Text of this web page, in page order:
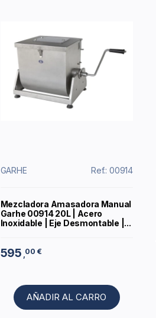
GARHE Ref.: 00914
Mezcladora Amasadora Manual
Garhe 00914 20L | Acero
Inoxidable | Eje Desmontable |...
595 00 €
AÑADIR AL CARRO